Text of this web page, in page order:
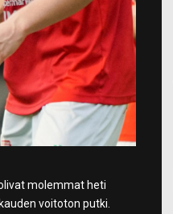
molemmat heti
voitoton putki.